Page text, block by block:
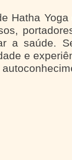
Hatha
a saúde.
e